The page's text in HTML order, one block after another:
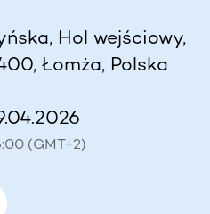
Hol wejściowy,
Łomża, Polska
(GMT+2)